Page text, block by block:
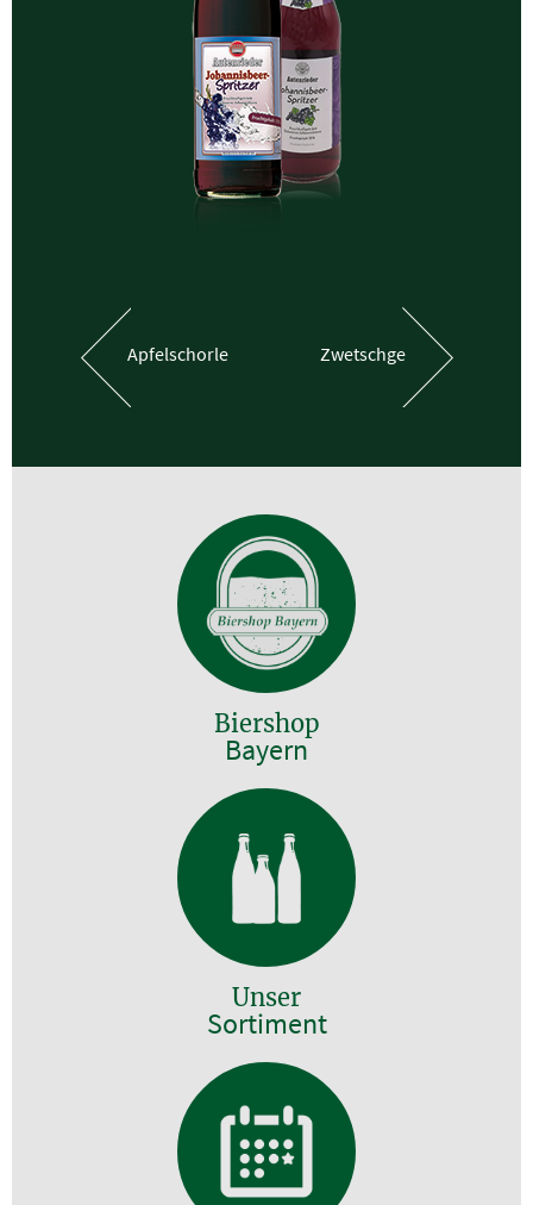
Apfelschorle Zwetschge
Biershop
Bayern
Unser
Sortiment